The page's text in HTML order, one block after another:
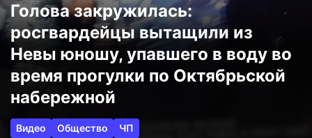
Голова закружилась:
росгвардейцы вытащили из
Невы юношу, упавшего в воду во
время прогулки по Октябрьской
набережной
Видео Общество
ЧП